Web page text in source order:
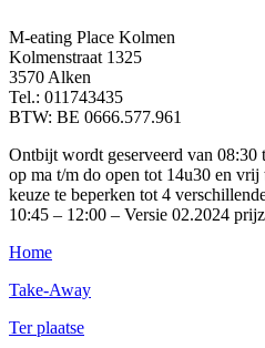
M-eating Place Kolmen
Kolmenstraat 1325
3570 Alken
Tel.: 011743435
BTW: BE 0666.577.961
Ontbijt wordt geserveerd van
op ma t/m do open tot 14u30 en
keuze te beperken tot 4
10:45 – 12:00 – Versie 02.2024
Home
Take-Away
Ter plaatse